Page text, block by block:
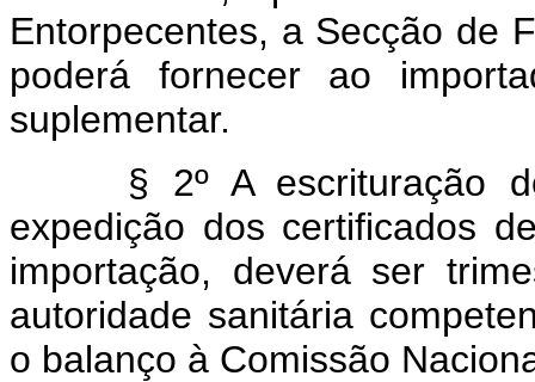
Entorpecentes, a Secção de
poderá fornecer ao
suplementar.
§ 2º A escrituração do
expedição dos certificados
importação, deverá ser
autoridade sanitária
o balanço à Comissão